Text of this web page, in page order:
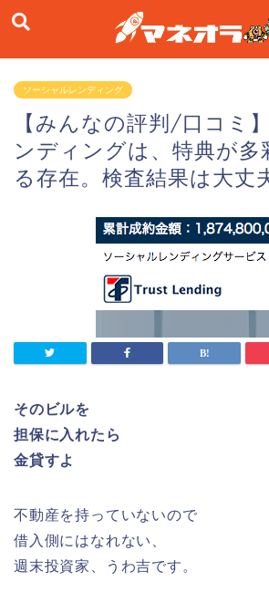
ソーシャルレンディング
【みんなの評判/口コミ
ンディングは、特典が多
る存在。検査結果は大丈
そのビルを
担保に入れたら
金貸すよ
不動産を持っていないので
借入側にはなれない、
週末投資家、うわ吉です。